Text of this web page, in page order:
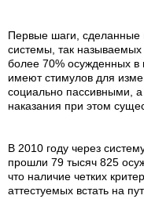
Первые шаги, сделанные
системы, так
более 70% осужденных
имеют стимулов для
социально пассивными, а
наказания при этом
В 2010 году через
прошли 79 тысяч 825
что наличие четких
аттестуемых встать на